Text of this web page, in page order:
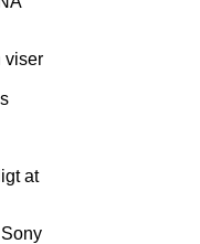
viser
at